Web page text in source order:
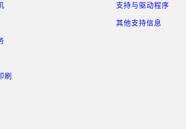
刷
支持与驱动程序
其他支持信息